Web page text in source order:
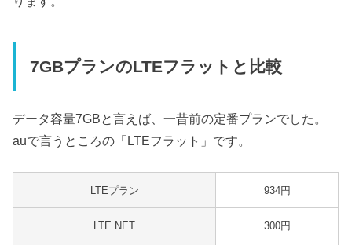
7GBプランのLTEフラットと比較
データ容量7GBと言えば、一昔前の定番プランでした。
auで言うところの「LTEフラット」です。
LTEプラン 934円
LTE NET 300円